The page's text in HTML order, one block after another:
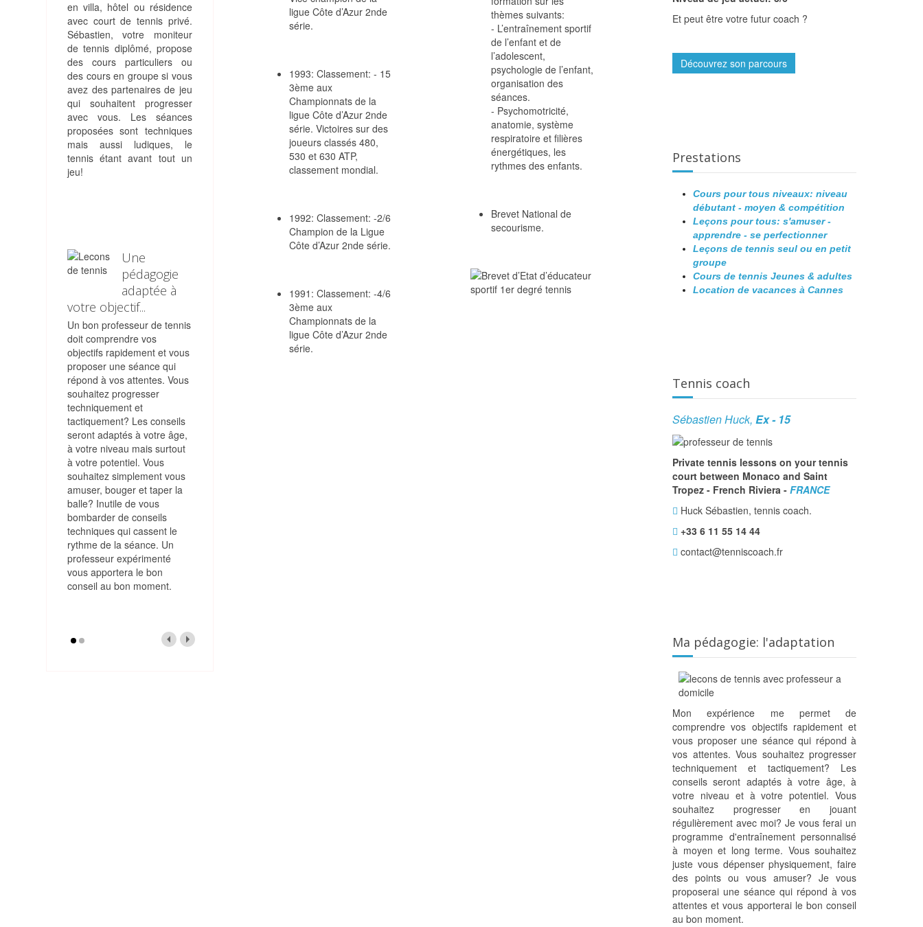
en villa, hôtel ou résidence
avec court de tennis privé.
Sébastien, votre moniteur
de tennis diplômé, propose
des cours particuliers ou
des cours en groupe si vous
avez des partenaires de jeu
qui souhaitent progresser
avec vous. Les séances
proposées sont techniques
mais aussi ludiques, le
tennis étant avant tout un
jeu!
Une
pédagogie
adaptée à
votre objectif...
Un bon professeur de tennis
doit comprendre vos
objectifs rapidement et vous
proposer une séance qui
répond à vos attentes. Vous
souhaitez progresser
techniquement et
tactiquement? Les conseils
seront adaptés à votre âge,
à votre niveau mais surtout
à votre potentiel. Vous
souhaitez simplement vous
amuser, bouger et taper la
balle? Inutile de vous
bombarder de conseils
techniques qui cassent le
rythme de la séance. Un
professeur expérimenté
vous apportera le bon
conseil au bon moment.
ligue Côte d’Azur 2nde
série.
1993: Classement: - 15
3ème aux
Championnats de la
ligue Côte d’Azur 2nde
série. Victoires sur des
joueurs classés 480,
530 et 630 ATP,
classement mondial.
1992: Classement: -2/6
Champion de la Ligue
Côte d’Azur 2nde série.
1991: Classement: -4/6
3ème aux
Championnats de la
ligue Côte d’Azur 2nde
série.
thèmes suivants:
- L’entraînement sportif
de l’enfant et de
l’adolescent,
psychologie de l’enfant,
organisation des
séances.
- Psychomotricité,
anatomie, système
respiratoire et filières
énergétiques, les
rythmes des enfants.
Brevet National de
secourisme.
Et peut être votre futur coach ?
Découvrez son parcours
Prestations
Cours pour tous niveaux: niveau
débutant - moyen & compétition
Leçons pour tous: s'amuser -
apprendre - se perfectionner
Leçons de tennis seul ou en petit
groupe
Cours de tennis Jeunes & adultes
Location de vacances à Cannes
Tennis coach
Sébastien Huck, Ex - 15
Private tennis lessons on your tennis
court between Monaco and Saint
Tropez - French Riviera - FRANCE
Huck Sébastien, tennis coach.
+33 6 11 55 14 44
contact@tenniscoach.fr
Ma pédagogie: l'adaptation
Mon expérience me permet de
comprendre vos objectifs rapidement et
vous proposer une séance qui répond à
vos attentes. Vous souhaitez progresser
techniquement et tactiquement? Les
conseils seront adaptés à votre âge, à
votre niveau et à votre potentiel. Vous
souhaitez progresser en jouant
régulièrement avec moi? Je vous ferai un
programme d'entraînement personnalisé
à moyen et long terme. Vous souhaitez
juste vous dépenser physiquement, faire
des points ou vous amuser? Je vous
proposerai une séance qui répond à vos
attentes et vous apporterai le bon conseil
au bon moment.